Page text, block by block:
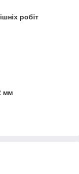
робіт
мм